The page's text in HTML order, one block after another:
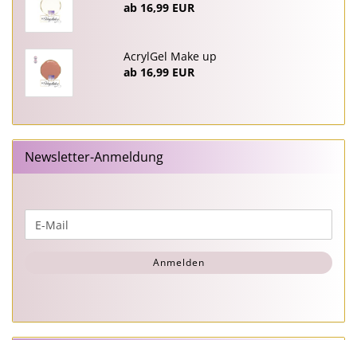
ab 16,99 EUR
AcrylGel Make up
ab 16,99 EUR
Newsletter-Anmeldung
ZUR
E-
Mail
Anmelden